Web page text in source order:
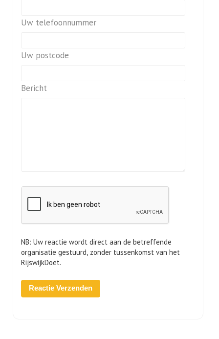
Uw telefoonnummer
Uw postcode
Bericht
NB: Uw reactie wordt direct aan de betreffende
organisatie gestuurd, zonder tussenkomst van het
RijswijkDoet.